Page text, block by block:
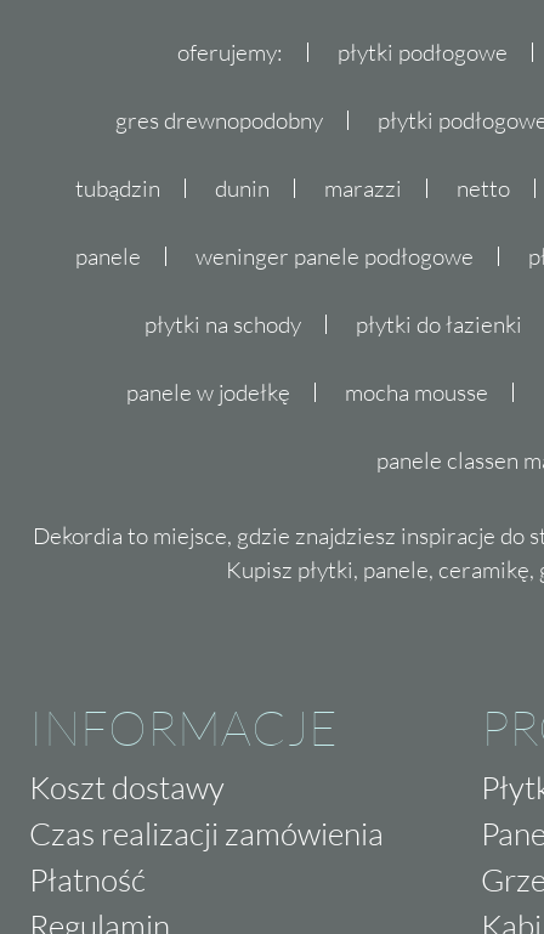
oferujemy: płytki podłogowe
gres drewnopodobny płytki
tubądzin dunin marazzi netto
panele weninger panele podłogowe
płytki na schody płytki do łazienki
panele w jodełkę mocha mousse
panele classen
Dekordia to miejsce, gdzie znajdziesz inspiracje do
Kupisz płytki, panele,
INFORMACJE
Koszt dostawy
Czas realizacji zamówienia
Płatność
Regulamin